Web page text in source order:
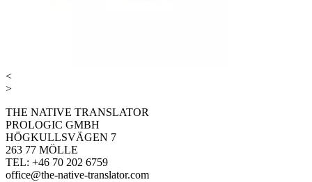
<
>
THE NATIVE TRANSLATOR
PROLOGIC GMBH
HÖGKULLSVÄGEN 7
263 77 MÖLLE
TEL: +46 70 202 6759
office@the-native-translator.com